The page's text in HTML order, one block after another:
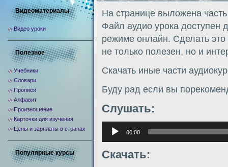
На странице выложена
Файл аудио урока доступен
режиме онлайн. Сделать
не только полезен, но и
Скачать иные части
Буду рад если вы
Слушать:
Аудиоплеер
00:00
Скачать:
Видеоматериалы
Видео уроки
Полезное
Учебники
Словари
Прописи
Алфавит
Произношение
Карточки для изучения
Цены и зарплаты в странах
Популярные курсы